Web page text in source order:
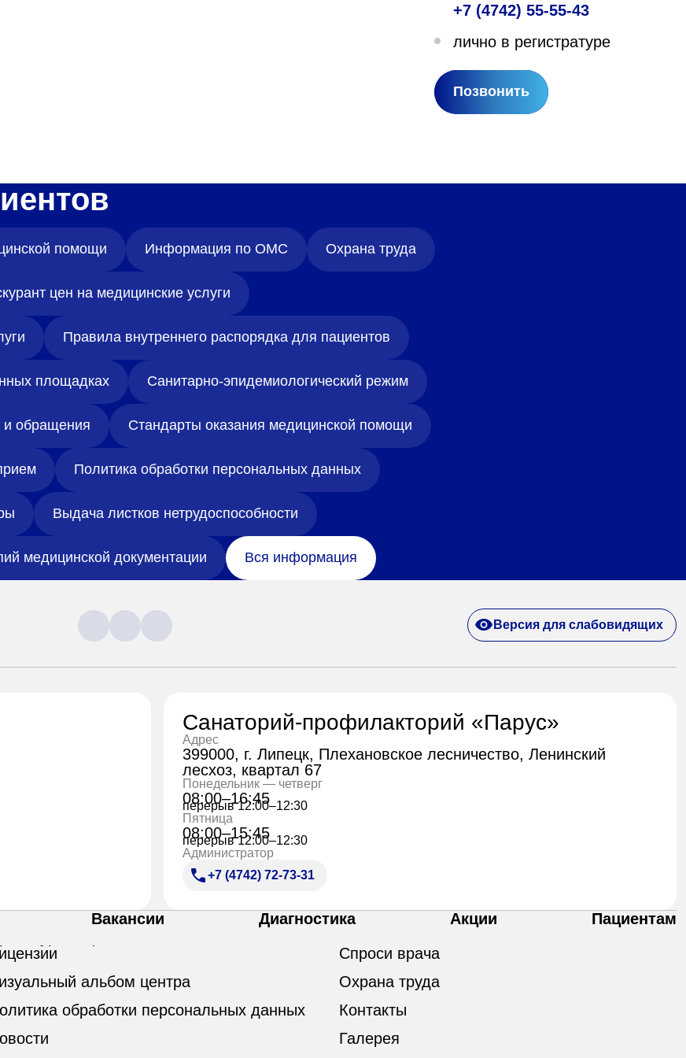
399000, г. Липецк, Плехановское лесничество,
+7 (4742) 55-55-43
лично в регистратуре
Позвонить
помощи Информация по ОМС Охрана труда
цен на медицинские услуги
Правила внутреннего распорядка для пациентов
площадках Санитарно-эпидемиологический режим
и обращения Стандарты оказания медицинской помощи
Политика обработки персональных данных
Выдача листков нетрудоспособности
медицинской документации Вся информация
Версия для слабовидящих
Санаторий-профилакторий «Парус»
Адрес
399000, г. Липецк, Плехановское лесничество, Ленинский
лесхоз, квартал 67
Понедельник — четверг
08:00–16:45
перерыв 12:00–12:30
Пятница
08:00–15:45
перерыв 12:00–12:30
Администратор
+7 (4742) 72-73-31
Вакансии Диагностика Акции
Пациентам
альбом центра
обработки персональных данных
Спроси врача
Охрана труда
Контакты
Галерея